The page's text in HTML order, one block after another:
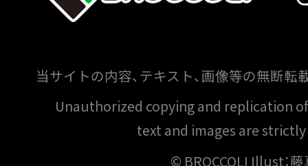
当サイトの内容、テキスト、画像等の無断転
Unauthorized copying and replication
text and images are
© BROCCOLI Illust：